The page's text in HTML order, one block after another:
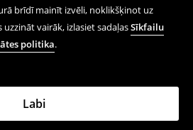
brīdī mainīt izvēli, noklikšķinot uz
uzzināt vairāk, izlasiet sadaļasSīkfailu
politika.
Labi
Sporta džogeri
22,99 EUR